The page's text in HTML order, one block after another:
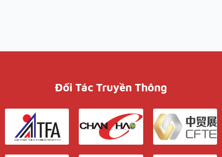
Đối Tác Truyền Thông